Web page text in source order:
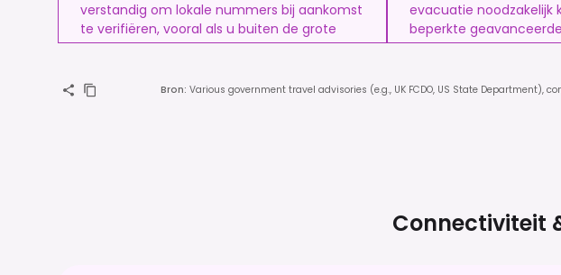
verstandig om lokale nummers bij aankomst
te verifiëren, vooral als u buiten de grote
steden reist.
evacuatie noodzakelijk
beperkte
faciliteiten. Houd
helpen bij de
Bron: Various government travel advisories (e.g., UK FCDO, US State Department),
Connectiviteit